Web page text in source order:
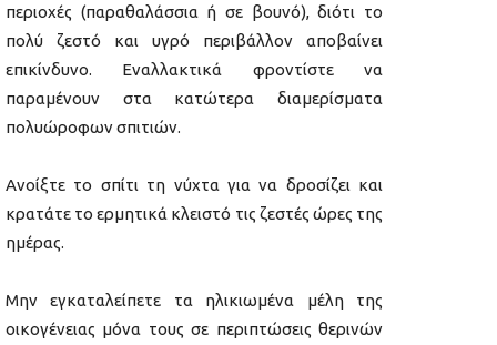
περιοχές (παραθαλάσσια ή σε βουνό), διότι το
πολύ ζεστό και υγρό περιβάλλον αποβαίνει
επικίνδυνο. Εναλλακτικά φροντίστε να
παραμένουν στα κατώτερα διαμερίσματα
πολυώροφων σπιτιών.
Ανοίξτε το σπίτι τη νύχτα για να δροσίζει και
κρατάτε το ερμητικά κλειστό τις ζεστές ώρες της
ημέρας.
Μην εγκαταλείπετε τα ηλικιωμένα μέλη της
οικογένειας μόνα τους σε περιπτώσεις θερινών